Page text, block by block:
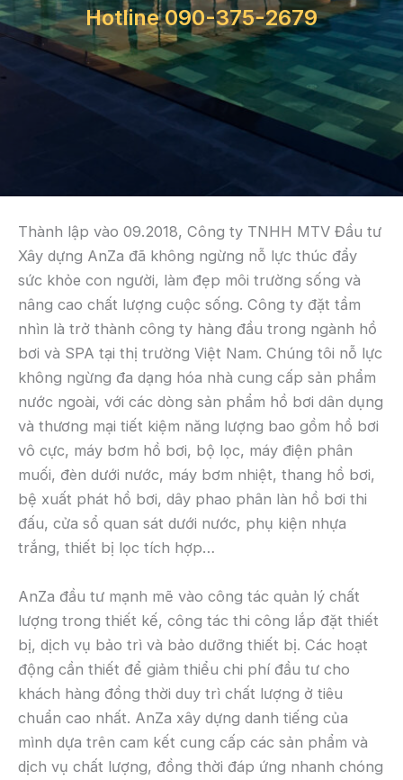
Hotline 090-375-2679
Thành lập vào 09.2018, Công ty TNHH MTV Đầu tư
Xây dựng AnZa đã không ngừng nỗ lực thúc đẩy
sức khỏe con người, làm đẹp môi trường sống và
nâng cao chất lượng cuộc sống. Công ty đặt tầm
nhìn là trở thành công ty hàng đầu trong ngành hồ
bơi và SPA tại thị trường Việt Nam. Chúng tôi nỗ lực
không ngừng đa dạng hóa nhà cung cấp sản phẩm
nước ngoài, với các dòng sản phẩm hồ bơi dân dụng
và thương mại tiết kiệm năng lượng bao gồm hồ bơi
vô cực, máy bơm hồ bơi, bộ lọc, máy điện phân
muối, đèn dưới nước, máy bơm nhiệt, thang hồ bơi,
bệ xuất phát hồ bơi, dây phao phân làn hồ bơi thi
đấu, cửa sổ quan sát dưới nước, phụ kiện nhựa
trắng, thiết bị lọc tích hợp…
AnZa đầu tư mạnh mẽ vào công tác quản lý chất
lượng trong thiết kế, công tác thi công lắp đặt thiết
bị, dịch vụ bảo trì và bảo dưỡng thiết bị. Các hoạt
động cần thiết để giảm thiểu chi phí đầu tư cho
khách hàng đồng thời duy trì chất lượng ở tiêu
chuẩn cao nhất. AnZa xây dựng danh tiếng của
mình dựa trên cam kết cung cấp các sản phẩm và
dịch vụ chất lượng, đồng thời đáp ứng nhanh chóng